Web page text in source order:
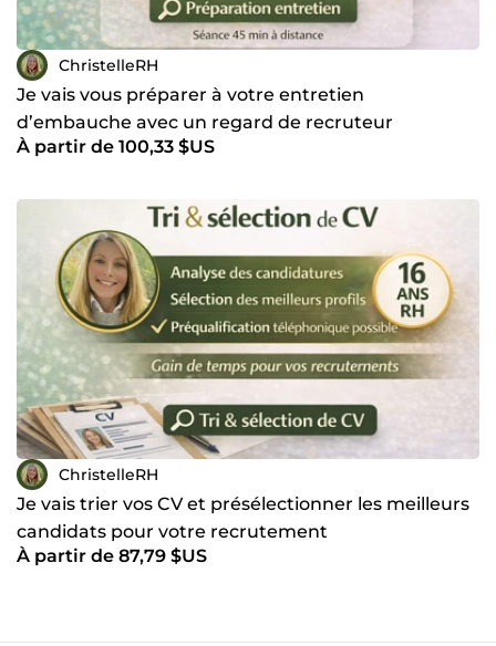
ChristelleRH
Je vais vous préparer à votre entretien
d’embauche avec un regard de recruteur
À partir de 100,33 $US
ChristelleRH
Je vais trier vos CV et présélectionner les meilleurs
candidats pour votre recrutement
À partir de 87,79 $US